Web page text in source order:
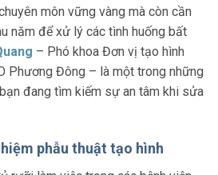
môn vững vàng mà còn cần
năm để xử lý các tình huống bất
– Phó khoa Đơn vị tạo hình
Phương Đông – là một trong những
đang tìm kiếm sự an tâm khi sửa
phẫu thuật tạo hình